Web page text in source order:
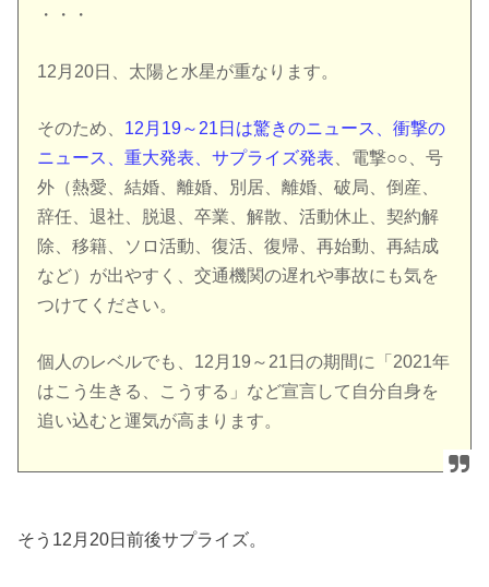
・・・
12月20日、太陽と水星が重なります。
そのため、 12月19～21日は驚きのニュース、衝撃の
ニュース、重大発表、サプライズ発表 、電撃○○、号
外（熱愛、結婚、離婚、別居、離婚、破局、倒産、
辞任、退社、脱退、卒業、解散、活動休止、契約解
除、移籍、ソロ活動、復活、復帰、再始動、再結成
など）が出やすく、交通機関の遅れや事故にも気を
つけてください。
個人のレベルでも、12月19～21日の期間に「2021年
はこう生きる、こうする」など宣言して自分自身を
追い込むと運気が高まります。
そう12月20日前後サプライズ。